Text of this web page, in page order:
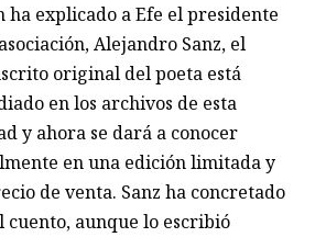
ha explicado a Efe el presidente
Alejandro Sanz, el
original del poeta está
en los archivos de esta
y ahora se dará a conocer
en una edición limitada y
de venta. Sanz ha concretado
cuento, aunque lo escribió